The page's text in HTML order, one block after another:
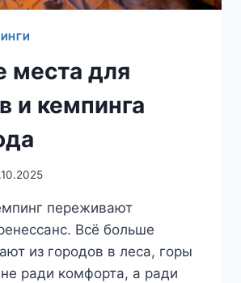
места для
и кемпинга
переживают
Всё больше
из городов в леса, горы
ради комфорта, а ради